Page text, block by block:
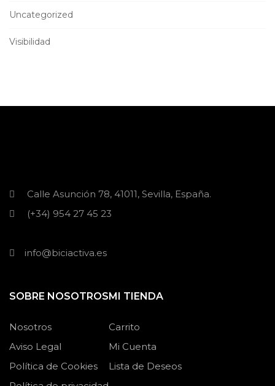
Uncategorized
Visibilidad
Calle Asunción 78, 41011, Sevilla, España.
(+34) 954 27 45 23
info@biciactiva.es
SOBRE NOSOTROS
Nosotros
Aviso Legal
Política de Cookies
MI TIENDA
Carrito
Mi Cuenta
Lista de Deseos